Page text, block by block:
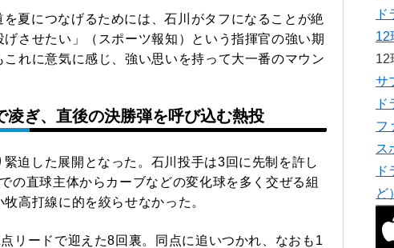
夏につなげるためには、石川がタフになることが絶
させたい」（スポーツ報知）という指揮官の強い期
れに意気に感じ、強い思いを持って大一番のマウン
凌ぎ、直後の決勝弾を呼び込む熱投
迫した展開となった。石川投手は3回に先制を許し
の直球主体からカーブなどの変化球を多く交ぜる組
高打線に的を絞らせなかった。
リードで迎えた8回裏。同点に追いつかれ、なおも1
ド
12
サ
フ
ス
ど）